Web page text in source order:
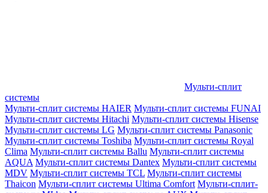
Мульти-сплит
системы
Мульти-сплит системы HAIER Мульти-сплит системы FUNAI
Мульти-сплит системы Hitachi Мульти-сплит системы Hisense
Мульти-сплит системы LG Мульти-сплит системы Panasonic
Мульти-сплит системы Toshiba Мульти-сплит системы Royal
Clima Мульти-сплит системы Ballu Мульти-сплит системы
AQUA Мульти-сплит системы Dantex Мульти-сплит системы
MDV Мульти-сплит системы TCL Мульти-сплит системы
Thaicon Мульти-сплит системы Ultima Comfort Мульти-сплит-